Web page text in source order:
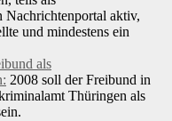
Nachrichtenportal aktiv,
und mindestens ein
als
2008 soll der Freibund in
Thüringen als